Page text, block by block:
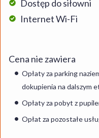
Dostęp do siłowni
Internet Wi-Fi
Cena nie zawiera
Opłaty za parking
dokupienia na dalszym
Opłaty za pobyt z
Opłat za pozostałe